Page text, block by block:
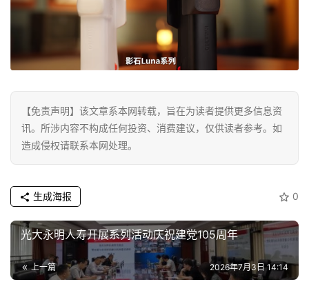
科
财
育
题
汽
车
·
新
注册
【免责声明】该文章系本网转载，旨在为读者提供更多信息资
讯。所涉内容不构成任何投资、消费建议，仅供读者参考。如
造成侵权请联系本网处理。
0
生成海报
光大永明人寿开展系列活动庆祝建党105周年
上一篇 2026年7月3日 14:14